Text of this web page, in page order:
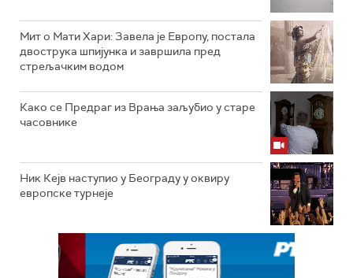
Мит о Мати Хари: Завела је Европу, постала
двострука шпијунка и завршила пред
стрељачким водом
Како се Предраг из Врања заљубио у старе
часовнике
Ник Кејв наступио у Београду у оквиру
европске турнеје